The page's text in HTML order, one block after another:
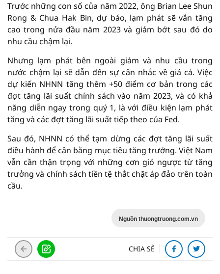
Trước những con số của năm 2022, ông Brian Lee Shun
Rong & Chua Hak Bin, dự báo, lạm phát sẽ vẫn tăng
cao trong nửa đầu năm 2023 và giảm bớt sau đó do
nhu cầu chậm lại.
Nhưng lạm phát bên ngoài giảm và nhu cầu trong
nước chậm lại sẽ dẫn đến sự cân nhắc về giá cả. Việc
dự kiến NHNN tăng thêm +50 điểm cơ bản trong các
đợt tăng lãi suất chính sách vào năm 2023, và có khả
năng diễn ngay trong quý 1, là với điều kiện lạm phát
tăng và các đợt tăng lãi suất tiếp theo của Fed.
Sau đó, NHNN có thể tạm dừng các đợt tăng lãi suất
điều hành để cân bằng mục tiêu tăng trưởng. Việt Nam
vẫn cần thận trọng với những cơn gió ngược từ tăng
trưởng và chính sách tiền tệ thắt chặt áp đảo trên toàn
cầu.
Nguồn thuongtruong.com.vn
CHIA SẺ